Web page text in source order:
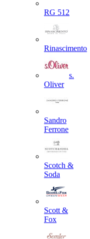
RG 512
Rinascimento
s.
Oliver
Sandro
Ferrone
Scotch &
Soda
Scott &
Fox